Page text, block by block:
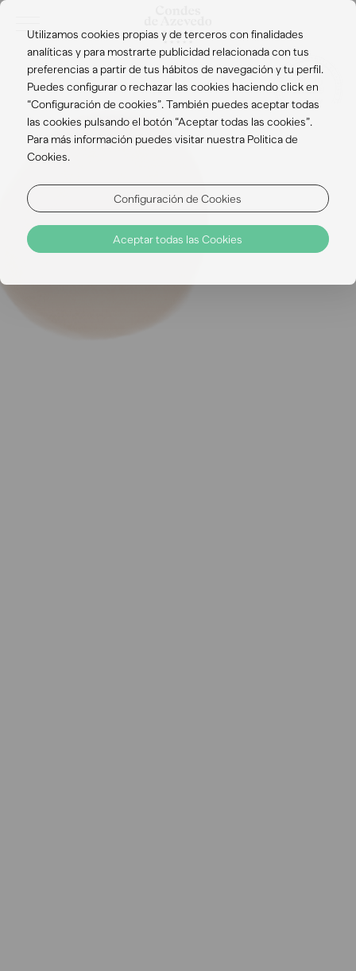
Utilizamos cookies propias y de terceros con finalidades
analíticas y para mostrarte publicidad relacionada con tus
preferencias a partir de tus hábitos de navegación y tu perfil.
Puedes configurar o rechazar las cookies haciendo click en
“Configuración de cookies”. También puedes aceptar todas
las cookies pulsando el botón “Aceptar todas las cookies”.
Para más información puedes visitar nuestra Politica de
Cookies.
Configuración de Cookies
Aceptar todas las Cookies